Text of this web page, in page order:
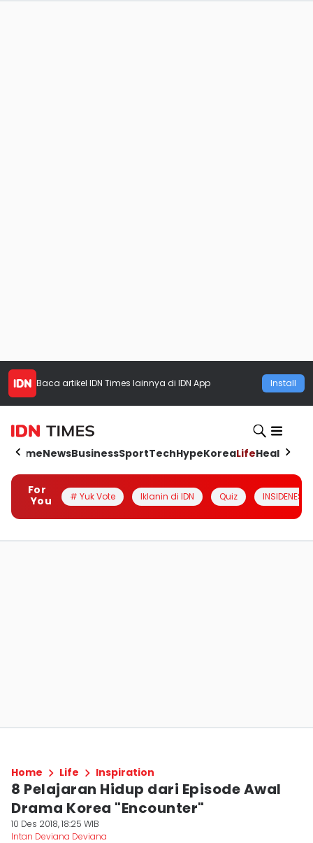
Baca artikel IDN Times lainnya di IDN App Install
HomeNewsBusinessSportTechHypeKoreaLifeHealth
For
You
# Yuk Vote Iklanin di IDN Quiz INSIDENESIA
Home Life Inspiration
8 Pelajaran Hidup dari Episode Awal
Drama Korea "Encounter"
10 Des 2018, 18:25 WIB
Intan Deviana Deviana